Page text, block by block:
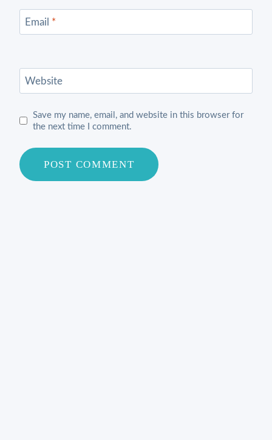
Email *
Website
Save my name, email, and website in this browser for
the next time I comment.